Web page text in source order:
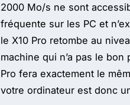
2000 Mo/s ne sont
fréquente sur les PC et
le X10 Pro retombe au
machine qui n’a pas le
Pro fera exactement le
votre ordinateur est donc